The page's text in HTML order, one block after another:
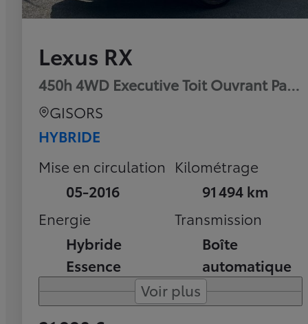
Lexus RX
450h 4WD Executive Toit Ouvrant
GISORS
HYBRIDE
Mise en circulation
05-2016
Kilométrage
91 494 km
Energie
Hybride
Essence
Transmission
Boîte
automatique
Voir plus